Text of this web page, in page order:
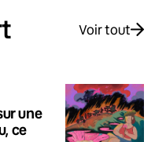
Voir tout
une
ce